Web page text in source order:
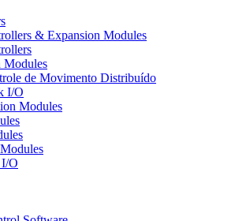
& Expansion Modules
Modules
de Movimento Distribuído
I/O
Modules
O